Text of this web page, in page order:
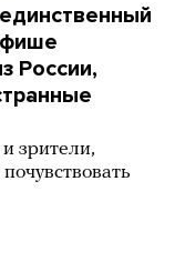
России,
зрители,